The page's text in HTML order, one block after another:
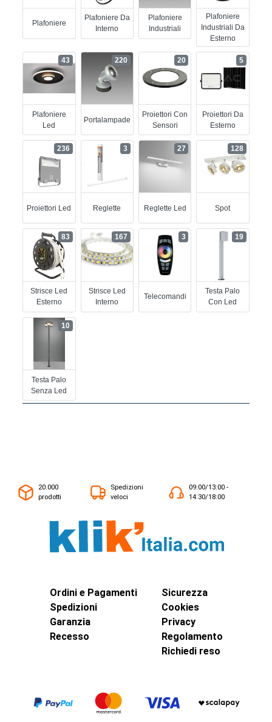
Plafoniere
Plafoniere Da
Interno
Plafoniere
Industriali
Plafoniere
Industriali Da
Esterno
Plafoniere
Led
43
Portalampade
220
Proiettori Con
Sensori
20
Proiettori Da
Esterno
5
Proiettori Led
236
Reglette
3
Reglette Led
27
Spot
128
Strisce Led
Esterno
83
Strisce Led
Interno
167
Telecomandi
3
Testa Palo
Con Led
19
Testa Palo
Senza Led
10
20.000
prodotti
Spedizioni
veloci
09:00/13:00 -
14:30/18:00
Ordini e Pagamenti
Spedizioni
Garanzia
Recesso
Sicurezza
Cookies
Privacy
Regolamento
Richiedi reso